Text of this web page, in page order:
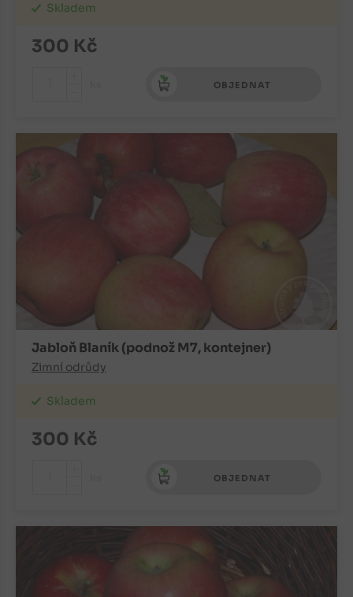
Skladem
300 Kč
OBJEDNAT
Jabloň Blaník (podnož M7, kontejner)
Zimní odrůdy
Skladem
300 Kč
OBJEDNAT